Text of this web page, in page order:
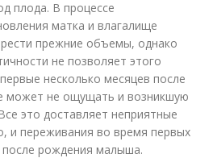
плода. В процессе
матка и влагалище
прежние объемы, однако
не позволяет этого
несколько месяцев после
может не ощущать и возникшую
это доставляет неприятные
и переживания во время первых
после рождения малыша.